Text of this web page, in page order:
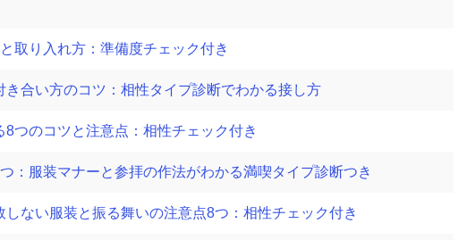
取り入れ方：準備度チェック付き
き合い方のコツ：相性タイプ診断でわかる接し方
つのコツと注意点：相性チェック付き
：服装マナーと参拝の作法がわかる満喫タイプ診断つき
しない服装と振る舞いの注意点8つ：相性チェック付き